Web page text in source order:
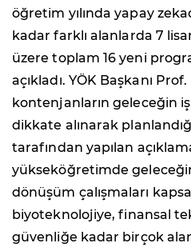
öğretim yılında yapay
kadar farklı alanlarda 7
üzere toplam 16 yeni
açıkladı. YÖK Başkanı
kontenjanların geleceğin
dikkate alınarak
tarafından yapılan
yükseköğretimde
dönüşüm çalışmaları
biyoteknolojiye, finansal
güvenliğe kadar birçok